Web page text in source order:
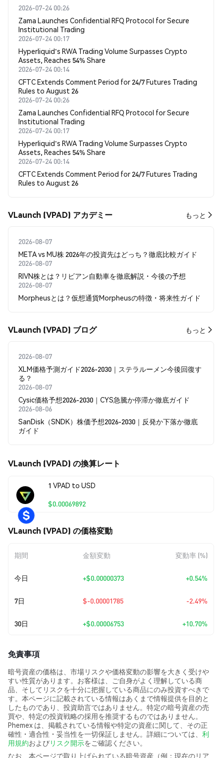
2026-07-24 00:26
Zama Launches Confidential RFQ Protocol for Secure
Institutional Trading
2026-07-24 00:17
Hyperliquid's RWA Trading Volume Surpasses Crypto
Assets, Reaches 54% Share
2026-07-24 00:14
CFTC Extends Comment Period for 24/7 Futures Trading
Rules to August 26
2026-07-24 00:26
Zama Launches Confidential RFQ Protocol for Secure
Institutional Trading
2026-07-24 00:17
Hyperliquid's RWA Trading Volume Surpasses Crypto
Assets, Reaches 54% Share
2026-07-24 00:14
CFTC Extends Comment Period for 24/7 Futures Trading
Rules to August 26
VLaunch (VPAD) アカデミー もっと
2026-08-07
META vs MU株 2026年の投資先はどっち？徹底比較ガイド
2026-08-07
RIVN株とは？リビアン自動車を徹底解説・今後の予想
2026-08-07
Morpheusとは？仮想通貨Morpheusの特徴・将来性ガイド
VLaunch (VPAD) ブログ もっと
2026-08-07
XLM価格予測ガイド2026-2030｜ステラルーメン今後回復す
る？
2026-08-07
Cysic価格予想2026-2030｜CYS急騰か停滞か徹底ガイド
2026-08-06
SanDisk（SNDK）株価予想2026-2030｜反発か下落か徹底
ガイド
VLaunch (VPAD) の換算レート
1 VPAD to USD
$0.00069892
VLaunch (VPAD) の価格変動
期間 金額変動 変動率 (%)
今日 +$0.00000373 +0.54%
7日 $-0.00001785 -2.49%
30日 +$0.00006753 +10.70%
免責事項
暗号資産の価格は、市場リスクや価格変動の影響を大きく受けや
すい性質があります。お客様は、ご自身がよく理解している商
品、そしてリスクを十分に把握している商品にのみ投資すべきで
す。本ページに記載されている情報はあくまで情報提供を目的と
したものであり、投資助言ではありません。特定の暗号資産の売
買や、特定の投資戦略の採用を推奨するものではありません。
Phemex は、掲載されている情報や特定の資産に関して、その正
確性・適合性・妥当性を一切保証しません。詳細については、 利
用規約およびリスク開示をご確認ください。
なお、本ページで取り上げられている暗号資産（例：現在のリア